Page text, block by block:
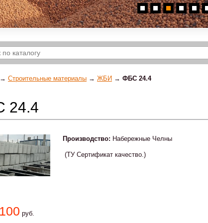
→ Строительные материалы → ЖБИ → ФБС 24.4
24.4
руб.
Производство: Набережные Челны
(ТУ Сертификат качество.)